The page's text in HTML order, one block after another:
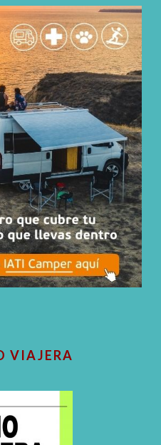
VIAJERA